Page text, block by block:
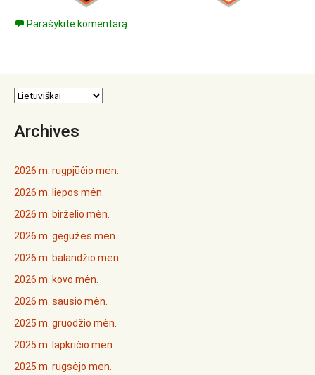
Parašykite komentarą
Archives
2026 m. rugpjūčio mėn.
2026 m. liepos mėn.
2026 m. birželio mėn.
2026 m. gegužės mėn.
2026 m. balandžio mėn.
2026 m. kovo mėn.
2026 m. sausio mėn.
2025 m. gruodžio mėn.
2025 m. lapkričio mėn.
2025 m. rugsėjo mėn.